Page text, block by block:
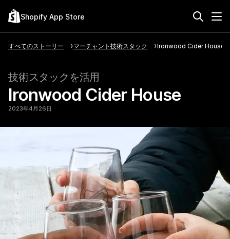
Shopify App Store
すべてのストーリー マーチャント技術スタック Ironwood Cider House
技術スタックを活用
Ironwood Cider House
2023年4月26日